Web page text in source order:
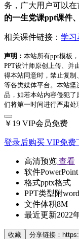
务，广大用户可以
的一生党课ppt课件
相关课件链接： 学习
声明： 本站所有ppt模板
PPT设计师原创上传、并
得本站同意时，禁止复
等各类媒体平台。本站
品，如若本站内容侵犯
们将第一时间进行严肃处
￥19 VIP会员免费
登录后购买 VIP免费
高清预览 查看
软件
格式pptx格式
PPT类型附
文件体积8M
最近更新2022
收藏 分享链接：